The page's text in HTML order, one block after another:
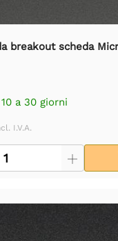
breakout scheda
a 30 giorni
I.V.A.